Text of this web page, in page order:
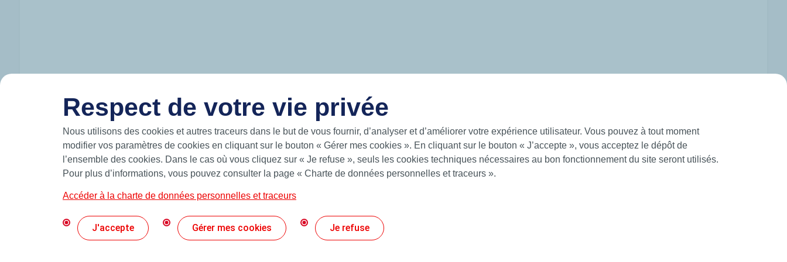
HUTCHINSON IN BRIEF
Hutchinson designs and manufactures intelligent solutions for a world on the
move and participates in the mobility of the future on the sea, on land and in the
air.
custom solutions such as O-rings, quadrilobes, BS rings and form seals.
CONTACT PROFILE
USEFUL LINKS
Documentation
News
Respect de votre vie privée
Nous utilisons des cookies et autres traceurs dans le but de vous fournir, d’analyser et d’améliorer votre expérience utilisateur. Vous pouvez à tout moment
modifier vos paramètres de cookies en cliquant sur le bouton « Gérer mes cookies ». En cliquant sur le bouton « J’accepte », vous acceptez le dépôt de
l’ensemble des cookies. Dans le cas où vous cliquez sur « Je refuse », seuls les cookies techniques nécessaires au bon fonctionnement du site seront utilisés.
Pour plus d’informations, vous pouvez consulter la page « Charte de données personnelles et traceurs ».
Accéder à la charte de données personnelles et traceurs
J'accepte Gérer mes cookies Je refuse